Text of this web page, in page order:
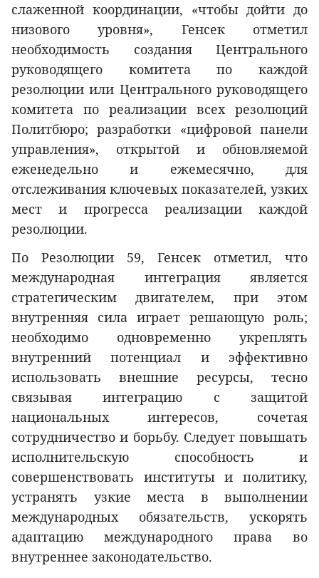
слаженной координации, «чтобы дойти до
низового уровня», Генсек отметил
необходимость создания Центрального
руководящего комитета по каждой
резолюции или Центрального руководящего
комитета по реализации всех резолюций
Политбюро; разработки «цифровой панели
управления», открытой и обновляемой
еженедельно и ежемесячно, для
отслеживания ключевых показателей, узких
мест и прогресса реализации каждой
резолюции.
По Резолюции 59, Генсек отметил, что
международная интеграция является
стратегическим двигателем, при этом
внутренняя сила играет решающую роль;
необходимо одновременно укреплять
внутренний потенциал и эффективно
использовать внешние ресурсы, тесно
связывая интеграцию с защитой
национальных интересов, сочетая
сотрудничество и борьбу. Следует повышать
исполнительскую способность и
совершенствовать институты и политику,
устранять узкие места в выполнении
международных обязательств, ускорять
адаптацию международного права во
внутреннее законодательство.